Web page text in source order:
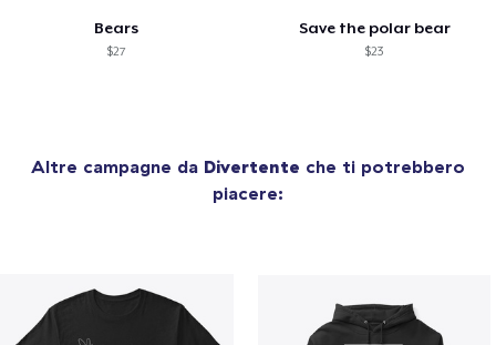
Bears
$27
Save the polar bear
$23
Altre campagne da Divertente che ti potrebbero
piacere: